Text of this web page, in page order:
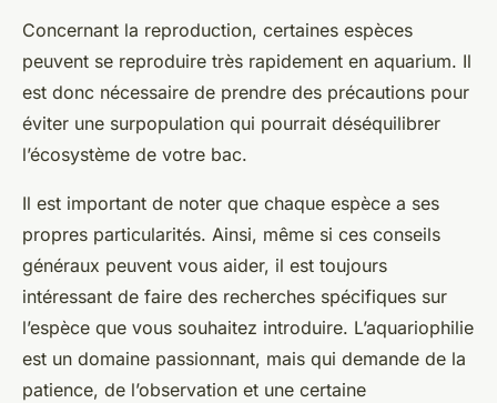
Concernant la reproduction, certaines espèces
peuvent se reproduire très rapidement en aquarium. Il
est donc nécessaire de prendre des précautions pour
éviter une surpopulation qui pourrait déséquilibrer
l’écosystème de votre bac.
Il est important de noter que chaque espèce a ses
propres particularités. Ainsi, même si ces conseils
généraux peuvent vous aider, il est toujours
intéressant de faire des recherches spécifiques sur
l’espèce que vous souhaitez introduire. L’aquariophilie
est un domaine passionnant, mais qui demande de la
patience, de l’observation et une certaine